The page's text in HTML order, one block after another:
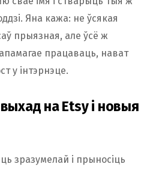
Яна кажа: не ўсякая
прыязная, але ўсё ж
працаваць, нават
у інтэрнэце.
на Etsy і новыя
зразумелай і прыносіць